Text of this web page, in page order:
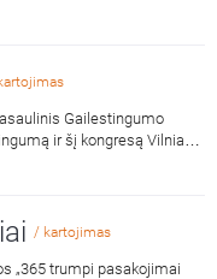
Gailestingumo
ir šį kongresą Vilniaus
Grušą kalbina Lietuvos
Vaicekauskienė.
/ kartojimas
„365 trumpi pasakojimai